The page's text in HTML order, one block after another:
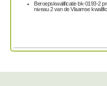
Beroepskwalificatie bk-0193-2
niveau 2 van de Vlaamse